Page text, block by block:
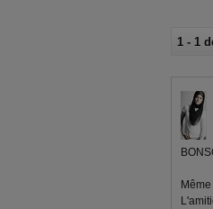
1 - 1